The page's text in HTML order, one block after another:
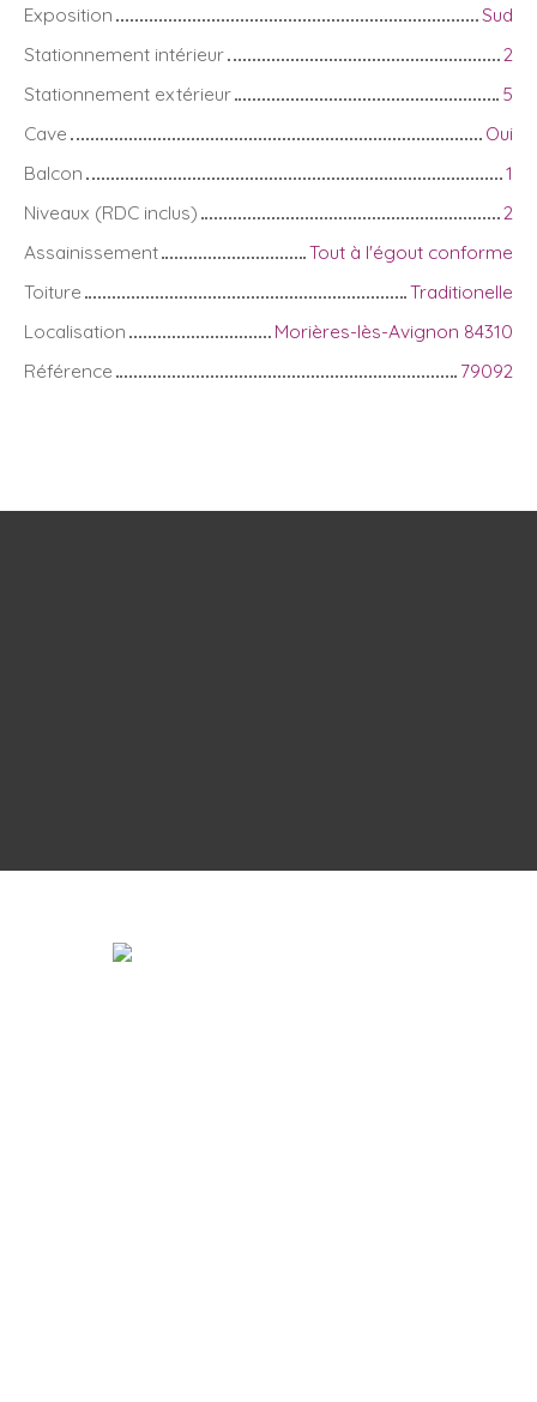
Exposition
Sud
Stationnement intérieur
2
Stationnement extérieur
5
Cave
Oui
Balcon
1
Niveaux (RDC inclus)
2
Assainissement
Tout à l'égout conforme
Toiture
Traditionelle
Localisation
Morières-lès-Avignon 84310
Référence
79092